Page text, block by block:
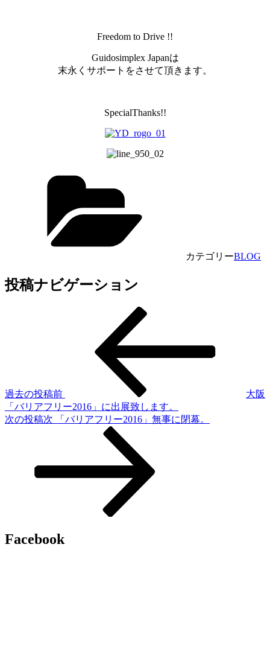
Freedom to Drive !!
Guidosimplex Japanは
末永くサポートをさせて頂きます。
SpecialThanks!!
カテゴリーBLOG
投稿ナビゲーション
過去の投稿前
大阪
「バリアフリー2016」に出展致します。
次の投稿次 「バリアフリー2016」無事に閉幕。
Facebook